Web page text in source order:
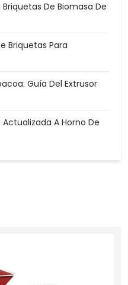
De Biomasa De
Briquetas Para
Guía Del Extrusor
A Horno De